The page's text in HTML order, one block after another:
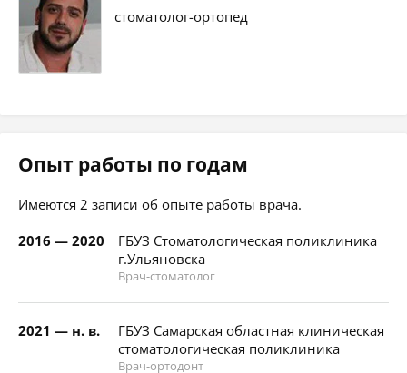
стоматолог-ортопед
Опыт работы по годам
Имеются 2 записи об опыте работы врача.
2016 — 2020
ГБУЗ Стоматологическая поликлиника
г.Ульяновска
Врач-стоматолог
2021 — н. в.
ГБУЗ Самарская областная клиническая
стоматологическая поликлиника
Врач-ортодонт